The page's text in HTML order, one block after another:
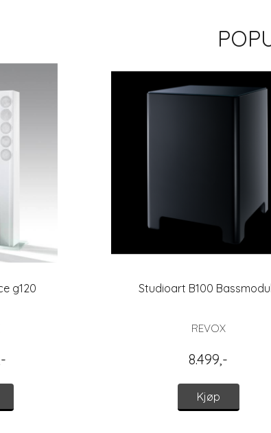
g120 Studioart B100
REVOX
8.499,-
Kjøp